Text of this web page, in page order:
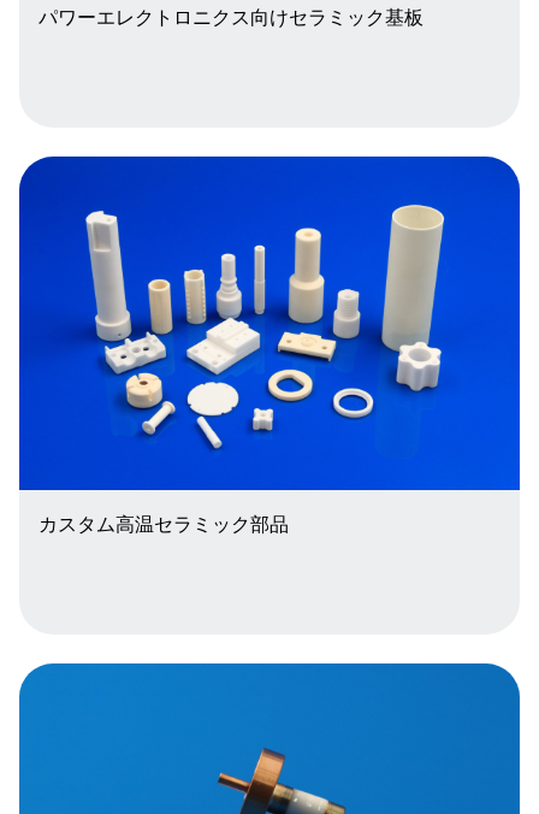
パワーエレクトロニクス向けセラミック基板
カスタム高温セラミック部品